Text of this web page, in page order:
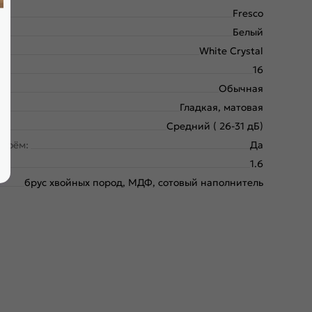
Fresco
Белый
White Сrystal
16
Обычная
Гладкая, матовая
Средний ( 26-31 дБ)
Да
1.6
брус хвойных пород, МДФ, сотовый наполнитель